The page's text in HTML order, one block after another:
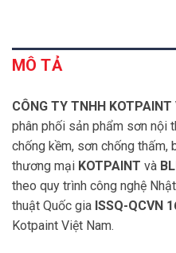
MÔ TẢ
CÔNG TY TNHH KOTPAINT
phân phối sản phẩm sơn nội
chống kềm, sơn chống thấm,
thương mại KOTPAINT và
theo quy trình công nghệ
thuật Quốc gia ISSQ-QCVN
Kotpaint Việt Nam.